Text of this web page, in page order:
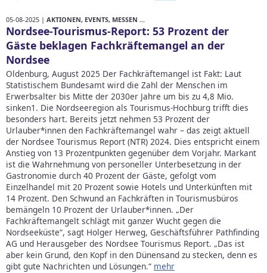
05-08-2025 | AKTIONEN, EVENTS, MESSEN ...
Nordsee-Tourismus-Report: 53 Prozent der
Gäste beklagen Fachkräftemangel an der
Nordsee
Oldenburg, August 2025 Der Fachkräftemangel ist Fakt: Laut
Statistischem Bundesamt wird die Zahl der Menschen im
Erwerbsalter bis Mitte der 2030er Jahre um bis zu 4,8 Mio.
sinken1. Die Nordseeregion als Tourismus-Hochburg trifft dies
besonders hart. Bereits jetzt nehmen 53 Prozent der
Urlauber*innen den Fachkräftemangel wahr – das zeigt aktuell
der Nordsee Tourismus Report (NTR) 2024. Dies entspricht einem
Anstieg von 13 Prozentpunkten gegenüber dem Vorjahr. Markant
ist die Wahrnehmung von personeller Unterbesetzung in der
Gastronomie durch 40 Prozent der Gäste, gefolgt vom
Einzelhandel mit 20 Prozent sowie Hotels und Unterkünften mit
14 Prozent. Den Schwund an Fachkräften in Tourismusbüros
bemängeln 10 Prozent der Urlauber*innen. „Der
Fachkräftemangelt schlägt mit ganzer Wucht gegen die
Nordseeküste“, sagt Holger Herweg, Geschäftsführer Pathfinding
AG und Herausgeber des Nordsee Tourismus Report. „Das ist
aber kein Grund, den Kopf in den Dünensand zu stecken, denn es
gibt gute Nachrichten und Lösungen.“ mehr